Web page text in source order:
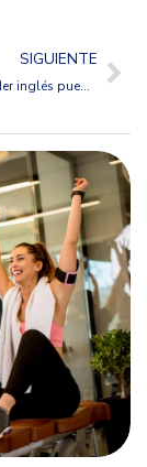
SIGUIENTE
¿Por qué aprender inglés puede cambiar tu vida? Las oportunidades que comienzan con un nuevo idioma